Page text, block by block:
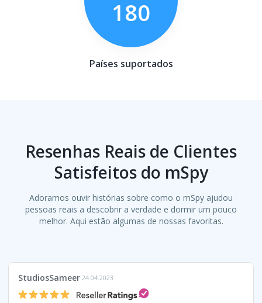
180
Países suportados
Resenhas Reais de Clientes
Satisfeitos do mSpy
Adoramos ouvir histórias sobre como o mSpy ajudou
pessoas reais a descobrir a verdade e dormir um pouco
melhor. Aqui estão algumas de nossas favoritas.
StudiosSameer 24.04.2023